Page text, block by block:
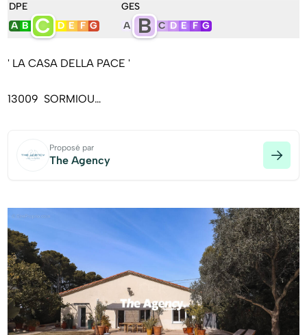
DPE
A B C D E F G
GES
A
B C D E F G
' LA CASA DELLA PACE '
13009  SORMIOU
en R+1
Avec un studio indépendant de 28m²
À l'entrée du Parc National des calanques et à proximité
de nombreux commerces et commodités du quotidien,
des transports en commun et des écoles.
Située dans une rue peu passante avec un cadre
verdoyant, au calme et sans vis-à-vis,
Proposé par
The Agency